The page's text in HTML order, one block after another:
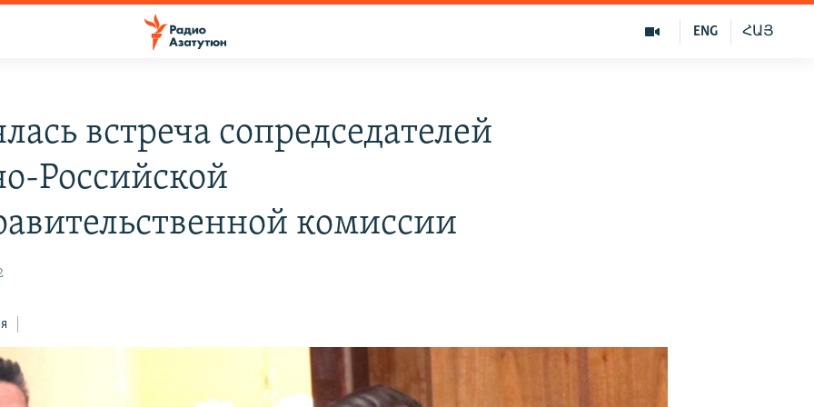
ՀԱՅ
ENG
встреча сопредседателей
Российской
комиссии